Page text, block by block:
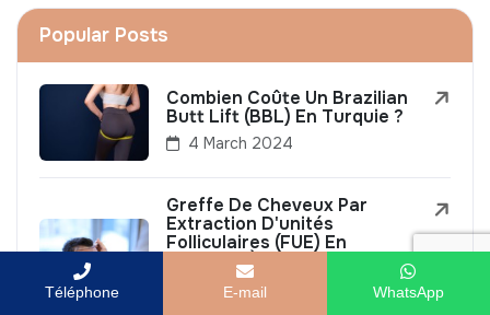
Popular Posts
Combien Coûte Un Brazilian
Butt Lift (BBL) En Turquie ?
4 March 2024
Greffe De Cheveux Par
Extraction D'unités
Folliculaires (FUE) En
Turquie : À Quoi S'attendre,
Procédure Et Coût
Téléphone E-mail WhatsApp